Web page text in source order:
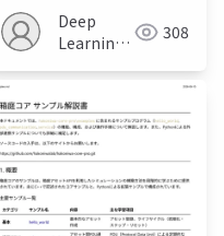
Improving Robotic
Manipulation
Deep
Learning
308